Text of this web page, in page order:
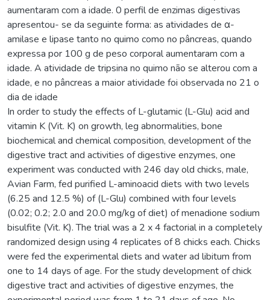
aumentaram com a idade. 0 perfil de enzimas digestivas
apresentou- se da seguinte forma: as atividades de α-
amilase e lipase tanto no quimo como no pâncreas, quando
expressa por 100 g de peso corporal aumentaram com a
idade. A atividade de tripsina no quimo não se alterou com a
idade, e no pâncreas a maior atividade foi observada no 21 o
dia de idade
In order to study the effects of L-glutamic (L-Glu) acid and
vitamin K (Vit. K) on growth, leg abnormalities, bone
biochemical and chemical composition, development of the
digestive tract and activities of digestive enzymes, one
experiment was conducted with 246 day old chicks, male,
Avian Farm, fed purified L-aminoacid diets with two levels
(6.25 and 12.5 %) of (L-Glu) combined with four levels
(0.02; 0.2; 2.0 and 20.0 mg/kg of diet) of menadione sodium
bisulfite (Vit. K). The trial was a 2 x 4 factorial in a completely
randomized design using 4 replicates of 8 chicks each. Chicks
were fed the experimental diets and water ad libitum from
one to 14 days of age. For the study development of chick
digestive tract and activities of digestive enzymes, the